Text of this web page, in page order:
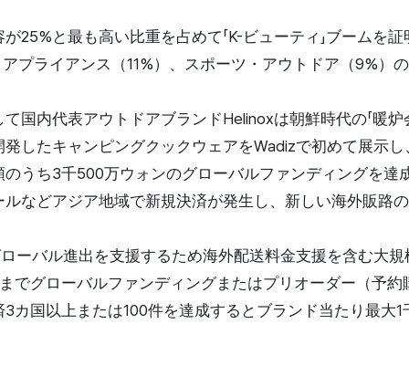
25%と最も高い比重を占めて「K-ビューティ」ブームを
プライアンス（11%）、スポーツ・アウトドア（9%）
国内代表アウトドアブランドHelinoxは朝鮮時代の「暖炉
したキャンピングクックウェアをWadizで初めて展示
うち3千500万ウォンのグローバルファンディングを達
などアジア地域で新規決済が発生し、新しい海外販路
ーバル進出を支援するため海外配送料金支援を含む大
でグローバルファンディングまたはプリオーダー（予
カ国以上または100件を達成するとブランド当たり最大